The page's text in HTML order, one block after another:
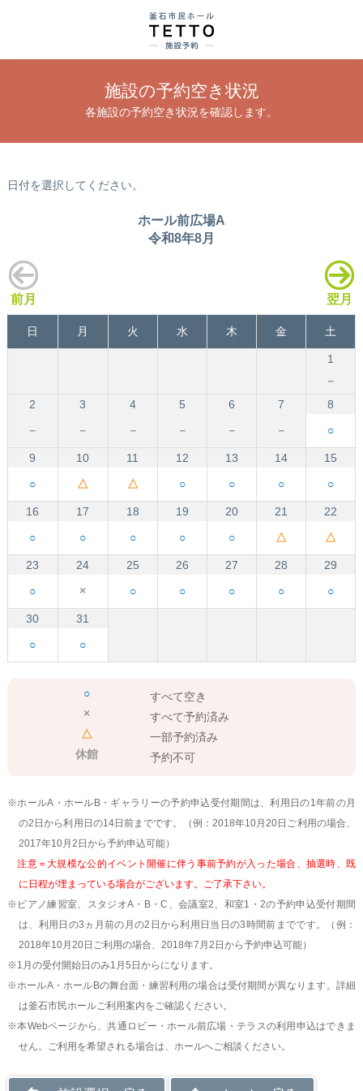
施設の予約空き状況
各施設の予約空き状況を確認します。
日付を選択してください。
前月
ホール前広場A
令和8年8月
翌月
日 月 火 水 木 金 土
1
－
2
3 4 5 6 7
8
－
－ － － － － ○
9 10 11 12 13 14
15
○
△ △ ○ ○ ○ ○
16 17 18 19 20 21
22
○
○ ○ ○ ○ △ △
23 24 25 26 27 28
29
○
× ○ ○ ○ ○ ○
30
31
○
○
○
すべて空き
×
すべて予約済み
△
一部予約済み
休館
予約不可
※ホールA・ホールB・ギャラリーの予約申込受付期間は、利用日の1年前の月
の2日から利用日の14日前までです。（例：2018年10月20日ご利用の場合、
2017年10月2日から予約申込可能）
注意＝大規模な公的イベント開催に伴う事前予約が入った場合、抽選時、既
に日程が埋まっている場合がございます。ご了承下さい。
※ピアノ練習室、スタジオA・B・C、会議室2、和室1・2の予約申込受付期間
は、利用日の3ヵ月前の月の2日から利用日当日の3時間前までです。（例：
2018年10月20日ご利用の場合、2018年7月2日から予約申込可能）
※1月の受付開始日のみ1月5日からになります。
※ホールA・ホールBの舞台面・練習利用の場合は受付期間が異なります。詳細
は釜石市民ホールご利用案内をご確認ください。
※本Webページから、共通ロビー・ホール前広場・テラスの利用申込はできま
せん。ご利用を希望される場合は、ホールへご相談ください。